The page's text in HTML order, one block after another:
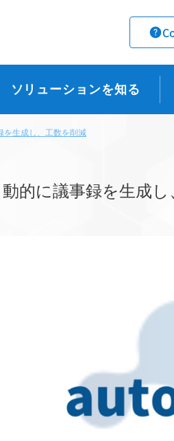
ソリューションを知る
を生成し、工数を削減
動的に議事録を生成